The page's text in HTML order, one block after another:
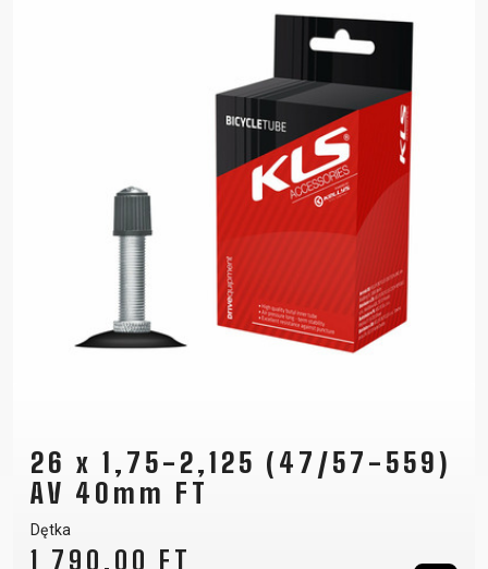
26 x 1,75-2,125 (47/57-559)
AV 40mm FT
Dętka
1 790,00 FT